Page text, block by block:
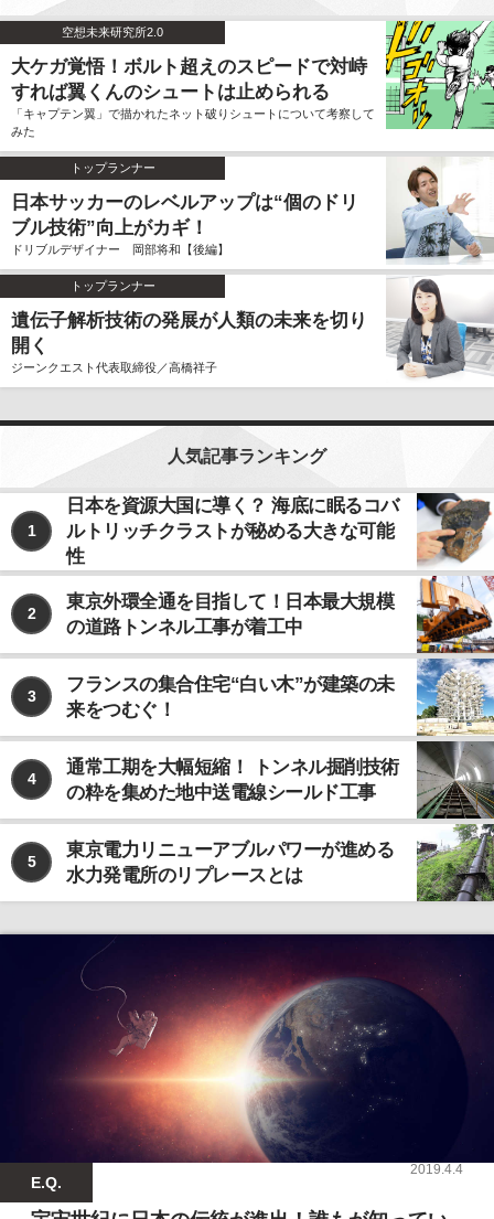
空想未来研究所2.0
大ケガ覚悟！ボルト超えのスピードで対峙
すれば翼くんのシュートは止められる
「キャプテン翼」で描かれたネット破りシュートについて考察して
みた
トップランナー
日本サッカーのレベルアップは“個のドリ
ブル技術”向上がカギ！
ドリブルデザイナー 岡部将和【後編】
トップランナー
遺伝子解析技術の発展が人類の未来を切り
開く
ジーンクエスト代表取締役／高橋祥子
人気記事ランキング
1
日本を資源大国に導く？ 海底に眠るコバ
ルトリッチクラストが秘める大きな可能
性
2
東京外環全通を目指して！日本最大規模
の道路トンネル工事が着工中
3
フランスの集合住宅“白い木”が建築の未
来をつむぐ！
4
通常工期を大幅短縮！ トンネル掘削技術
の粋を集めた地中送電線シールド工事
5
東京電力リニューアブルパワーが進める
水力発電所のリプレースとは
E.Q.
2019.4.4